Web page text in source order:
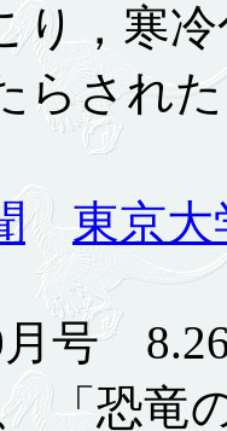
，寒冷
らされ
東京
月号
恐竜の